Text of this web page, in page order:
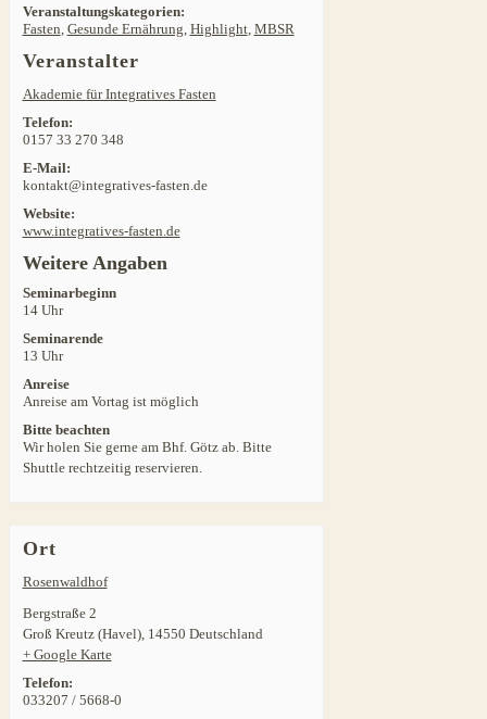
Veranstaltungskategorien:
Fasten Gesunde Ernährung Highlight, MBSR
Veranstalter
Akademie für Integratives Fasten
Telefon:
0157 33 270 348
E-Mail:
kontakt@integratives-fasten.de
Website:
www.integratives-fasten.de
Weitere Angaben
Seminarbeginn
14 Uhr
Seminarende
13 Uhr
Anreise
Anreise am Vortag ist möglich
Bitte beachten
Wir holen Sie gerne am Bhf. Götz ab. Bitte
Shuttle rechtzeitig reservieren.
Ort
Rosenwaldhof
Bergstraße 2
Groß Kreutz (Havel), 14550 Deutschland
+ Google Karte
Telefon:
033207 / 5668-0